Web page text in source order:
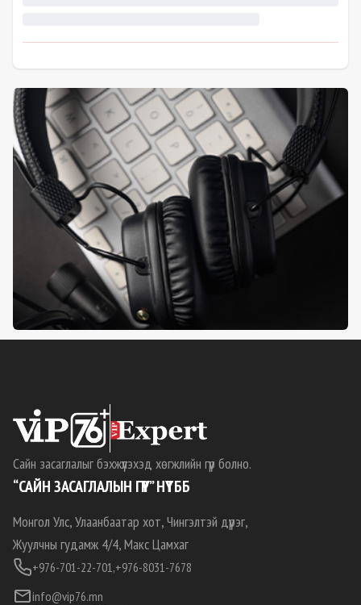
Сайн засаглалыг бэхжүүлэхэд хөгжлийн гүүр болно.
“САЙН ЗАСАГЛАЛЫН ГҮҮР” НҮТББ
Монгол Улс, Улаанбаатар хот, Чингэлтэй дүүрэг,
Жуулчны гудамж 4/4, Макс Цамхаг
+976-701-22-701,+976-8031-7678
info@vip76.mn